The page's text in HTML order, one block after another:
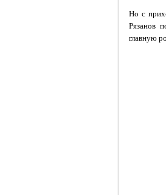
Но с
Рязанов
главную